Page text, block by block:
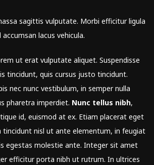
sagittis vulputate. Morbi efficitur ligula
lacus vehicula.
ut erat vulputate aliquet. Suspendisse
tincidunt, quis cursus justo tincidunt.
nec nunc vestibulum, in semper nulla
pharetra imperdiet. Nunc tellus nibh,
id, euismod at ex. Etiam placerat eget
tincidunt nisl ut ante elementum, in feugiat
egestas molestie ante. Integer sit amet
efficitur porta nibh ut rutrum. In ultrices